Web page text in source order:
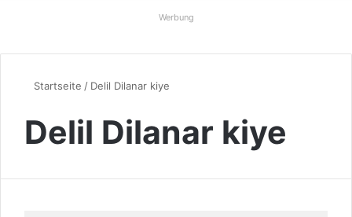
Werbung
Startseite / Delil Dilanar kiye
Delil Dilanar kiye